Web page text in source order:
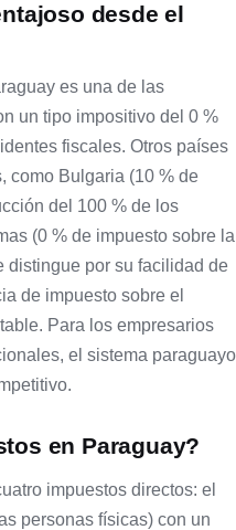
desde el
es una de las
un tipo impositivo del 0 %
fiscales. Otros países
como Bulgaria (10 % de
del 100 % de los
(0 % de impuesto sobre la
distingue por su facilidad de
de impuesto sobre el
Para los empresarios
el sistema paraguayo
en Paraguay?
impuestos directos: el
personas físicas) con un